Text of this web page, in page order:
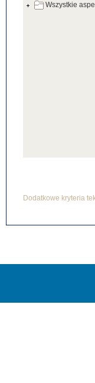
Wszystkie
Dodatkowe kryteria